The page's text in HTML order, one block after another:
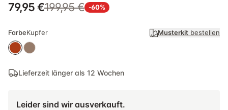
79,95 €199,95 € -60%
FarbeKupfer Musterkit bestellen
Lieferzeit länger als 12 Wochen
Leider sind wir ausverkauft.